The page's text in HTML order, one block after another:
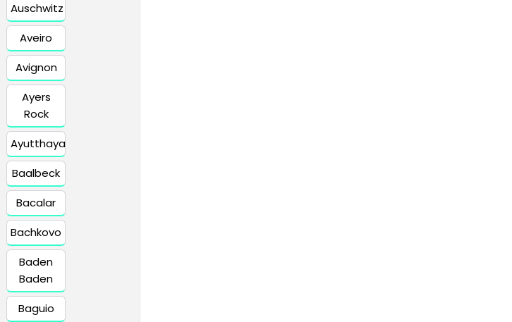
Auschwitz
Aveiro
Avignon
Ayers
Rock
Ayutthaya
Baalbeck
Bacalar
Bachkovo
Baden
Baden
Baguio